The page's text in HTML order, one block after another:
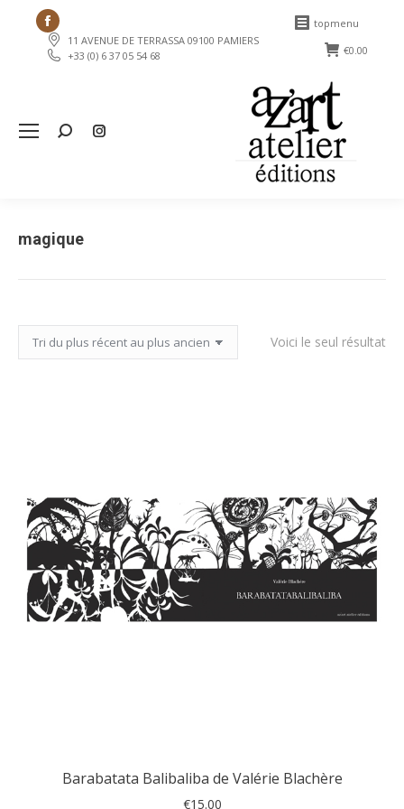
Facebook
page
opens
window
11 AVENUE DE TERRASSA 09100 PAMIERS
+33 (0) 6 37 05 54 68
topmenu
€0.00
Search:
magique
Voici le seul résultat
Barabatata Balibaliba de Valérie Blachère
€15.00